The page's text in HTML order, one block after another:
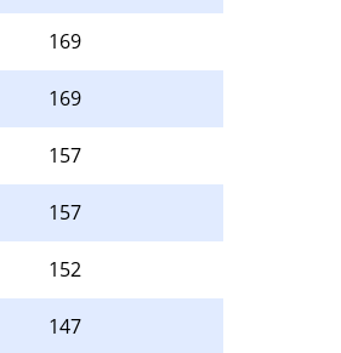
169
169
157
157
152
147